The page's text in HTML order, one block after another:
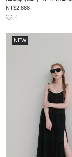
NT$2,888
4
NEW